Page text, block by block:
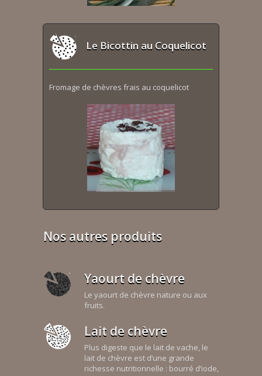
Le Bicottin au Coquelicot
Fromage de chèvres frais au coquelicot
Nos autres produits
Yaourt de chèvre
Le yaourt de chèvre nature ou aux
fruits.
Lait de chèvre
Plus digeste que le lait de vache, le
lait de chèvre est d’une grande
richesse nutritionnelle : bourré d’iode,